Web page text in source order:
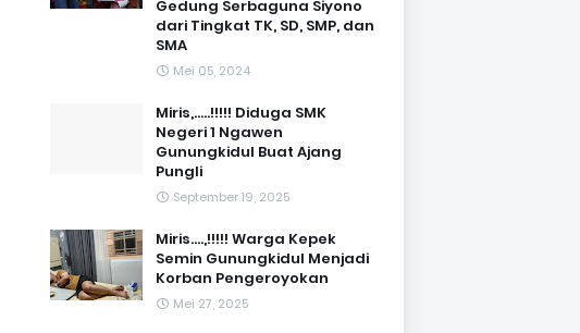
Gedung Serbaguna Siyono
dari Tingkat TK, SD, SMP, dan
SMA
Mei 05, 2024
Miris,.....!!!!! Diduga SMK
Negeri 1 Ngawen
Gunungkidul Buat Ajang
Pungli
September 19, 2025
Miris....,!!!!! Warga Kepek
Semin Gunungkidul Menjadi
Korban Pengeroyokan
Mei 27, 2025